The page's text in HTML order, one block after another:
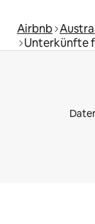
Airbnb
Unterkünfte